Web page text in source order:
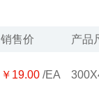
销售价 产品
￥19.00/EA